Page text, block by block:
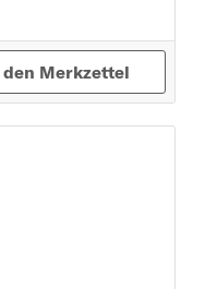
Merkzettel